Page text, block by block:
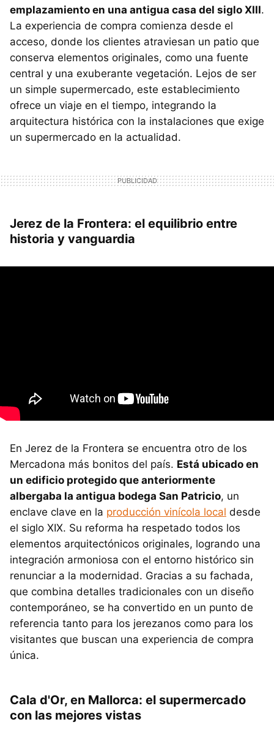
emplazamiento en una antigua casa del siglo XIII.
La experiencia de compra comienza desde el
acceso, donde los clientes atraviesan un patio que
conserva elementos originales, como una fuente
central y una exuberante vegetación. Lejos de ser
un simple supermercado, este establecimiento
ofrece un viaje en el tiempo, integrando la
arquitectura histórica con la instalaciones que exige
un supermercado en la actualidad.
Jerez de la Frontera: el equilibrio entre
historia y vanguardia
En Jerez de la Frontera se encuentra otro de los
Mercadona más bonitos del país. Está ubicado en
un edificio protegido que anteriormente
albergaba la antigua bodega San Patricio, un
enclave clave en la producción vinícola local desde
el siglo XIX. Su reforma ha respetado todos los
elementos arquitectónicos originales, logrando una
integración armoniosa con el entorno histórico sin
renunciar a la modernidad. Gracias a su fachada,
que combina detalles tradicionales con un diseño
contemporáneo, se ha convertido en un punto de
referencia tanto para los jerezanos como para los
visitantes que buscan una experiencia de compra
única.
Cala d'Or, en Mallorca: el supermercado
con las mejores vistas